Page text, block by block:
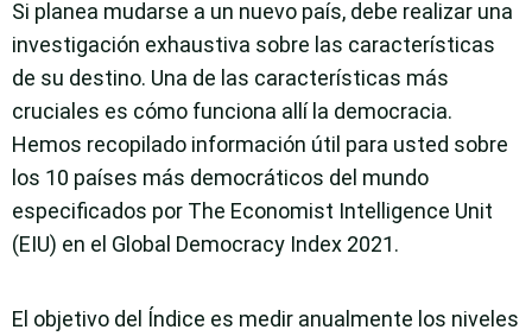
Si planea mudarse a un nuevo país, debe realizar una
investigación exhaustiva sobre las características
de su destino. Una de las características más
cruciales es cómo funciona allí la democracia.
Hemos recopilado información útil para usted sobre
los 10 países más democráticos del mundo
especificados por The Economist Intelligence Unit
(EIU) en el Global Democracy Index 2021.
El objetivo del Índice es medir anualmente los niveles